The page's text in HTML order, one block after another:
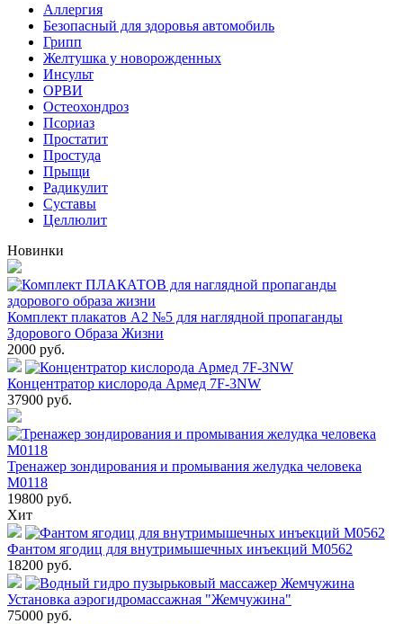
Аллергия
Безопасный для здоровья автомобиль
Грипп
Желтушка у новорожденных
Инсульт
ОРВИ
Остеохондроз
Пcориаз
Простатит
Простуда
Прыщи
Радикулит
Суставы
Целлюлит
Новинки
Комплект плакатов А2 №5 для наглядной пропаганды
Здорового Образа Жизни
2000 руб.
Концентратор кислорода Армед 7F-3NW
37900 руб.
Тренажер зондирования и промывания желудка человека
М0118
19800 руб.
Хит
Фантом ягодиц для внутримышечных инъекций М0562
18200 руб.
Установка аэрогидромассажная "Жемчужина"
75000 руб.